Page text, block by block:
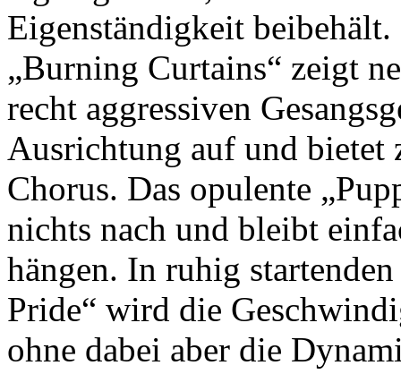
Eigenständigkeit
„Burning Curtains“ zeigt
recht aggressiven
Ausrichtung auf und bietet
Chorus. Das opulente
nichts nach und bleibt
hängen. In ruhig
Pride“ wird die
ohne dabei aber die